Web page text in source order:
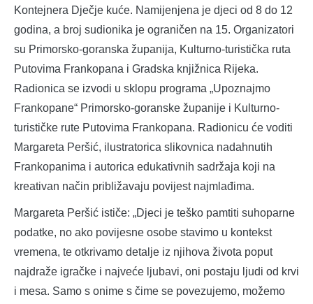
Kontejnera Dječje kuće. Namijenjena je djeci od 8 do 12
godina, a broj sudionika je ograničen na 15. Organizatori
su Primorsko-goranska županija, Kulturno-turistička ruta
Putovima Frankopana i Gradska knjižnica Rijeka.
Radionica se izvodi u sklopu programa „Upoznajmo
Frankopane“ Primorsko-goranske županije i Kulturno-
turističke rute Putovima Frankopana. Radionicu će voditi
Margareta Peršić, ilustratorica slikovnica nadahnutih
Frankopanima i autorica edukativnih sadržaja koji na
kreativan način približavaju povijest najmlađima.
Margareta Peršić ističe: „Djeci je teško pamtiti suhoparne
podatke, no ako povijesne osobe stavimo u kontekst
vremena, te otkrivamo detalje iz njihova života poput
najdraže igračke i najveće ljubavi, oni postaju ljudi od krvi
i mesa. Samo s onime s čime se povezujemo, možemo